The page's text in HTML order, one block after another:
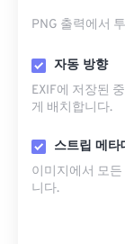
PNG 출력에서
자동 방향
EXIF에 저장된
게 배치합니다.
스트립 메타
이미지에서 모
니다.